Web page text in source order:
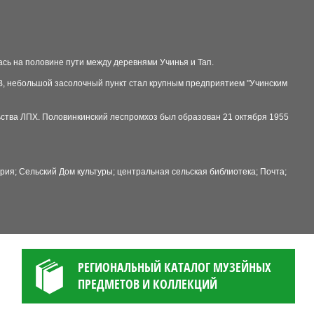
на половине пути между деревнями Учинья и Тап.
небольшой засолочный пункт стал крупным предприятием "Учинским
ЛПХ. Половинкинский леспромхоз был образован 21 октября 1955
Сельский Дом культуры; центральная сельская библиотека; Почта;
РЕГИОНАЛЬНЫЙ КАТАЛОГ МУЗЕЙНЫХ
ПРЕДМЕТОВ И КОЛЛЕКЦИЙ